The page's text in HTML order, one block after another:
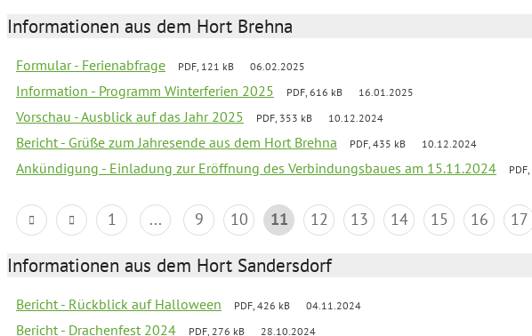
Informationen aus dem Hort Brehna
Formular - Ferienabfrage PDF, 121 kB 06.02.2025
Information - Programm Winterferien 2025 PDF, 616 kB 16.01.2025
Vorschau - Ausblick auf das Jahr 2025 PDF, 353 kB 10.12.2024
Bericht - Grüße zum Jahresende aus dem Hort Brehna PDF, 435 kB 10.12.2024
Ankündigung - Einladung zur Eröffnung des Verbindungsbaues am 15.11.2024
1 ... 9 10 11 12 13 14 15 16 17
Informationen aus dem Hort Sandersdorf
Bericht - Rückblick auf Halloween PDF, 426 kB 04.11.2024
Bericht - Drachenfest 2024 PDF, 276 kB 28.10.2024